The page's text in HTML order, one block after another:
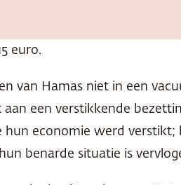
euro.
van Hamas niet in een
een verstikkende
economie werd
benarde situatie is